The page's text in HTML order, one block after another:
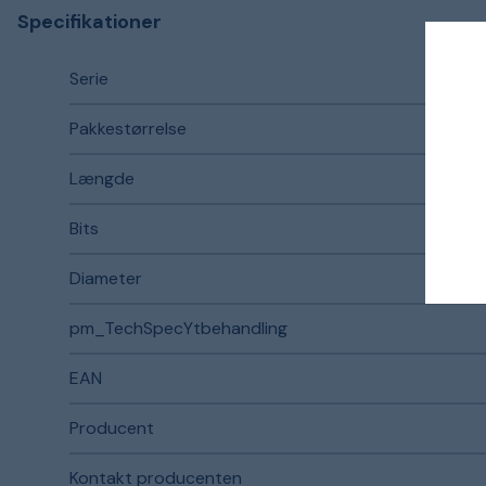
Specifikationer
Serie
Pakkestørrelse
Længde
Bits
Diameter
pm_TechSpecYtbehandling
EAN
Producent
Kontakt producenten